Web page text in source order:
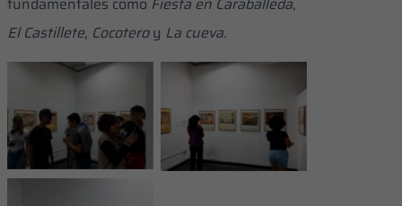
El Castillete, Cocoteroy La cueva.
La exhibición se
espacios de la
biblioteca del CECA
La muestra reúne
reproducciones
formato
institucional de sus
piezas más
En la sección
introductoria de la